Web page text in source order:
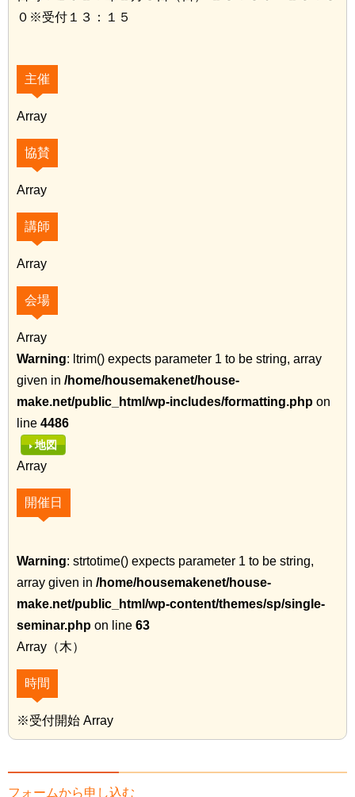
０※受付１３：１５
主催
Array
協賛
Array
講師
Array
会場
Array
Warning: ltrim() expects parameter 1 to be string, array
given in /home/housemakenet/house-
make.net/public_html/wp-includes/formatting.php on
line 4486
地図
Array
開催日
Warning: strtotime() expects parameter 1 to be string,
array given in /home/housemakenet/house-
make.net/public_html/wp-content/themes/sp/single-
seminar.php on line 63
Array（木）
時間
※受付開始 Array
フォームから申し込む